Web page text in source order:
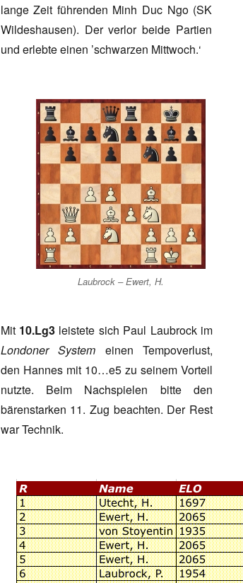
lange Zeit führenden Minh Duc Ngo (SK
Wildeshausen). Der verlor beide Partien
und erlebte einen ’schwarzen Mittwoch.‘
Laubrock – Ewert, H.
Mit 10.Lg3 leistete sich Paul Laubrock im
Londoner System einen Tempoverlust,
den Hannes mit 10…e5 zu seinem Vorteil
nutzte. Beim Nachspielen bitte den
bärenstarken 11. Zug beachten. Der Rest
war Technik.